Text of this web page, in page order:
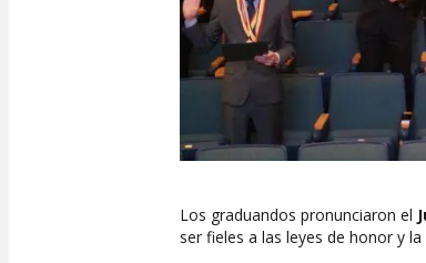
Los graduandos pronunciaron el
ser fieles a las leyes de honor y